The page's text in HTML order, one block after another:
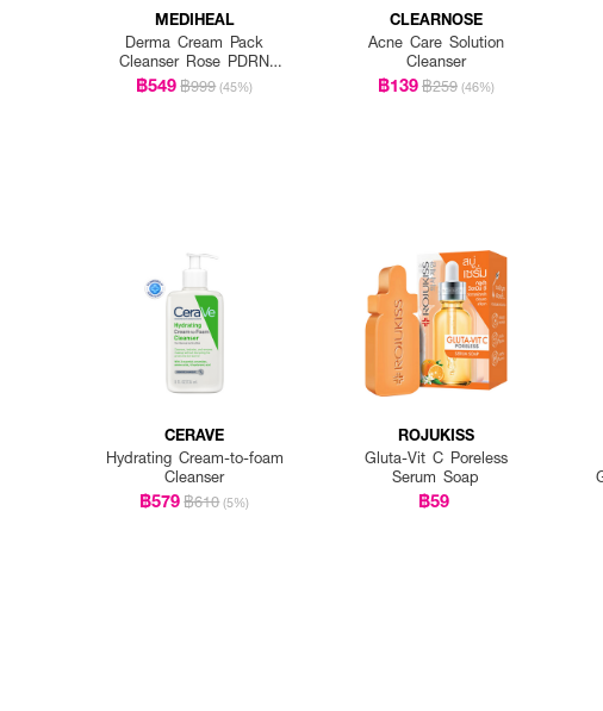
MEDIHEAL
Derma Cream Pack
Cleanser Rose PDRN
[Pore Firming]
฿549฿999 (45%)
CLEARNOSE
Acne Care Solution
Cleanser
฿139฿259 (46%)
CERAVE
Hydrating Cream-to-foam
Cleanser
฿579฿610 (5%)
ROJUKISS
Gluta-Vit C Poreless
Serum Soap
฿59